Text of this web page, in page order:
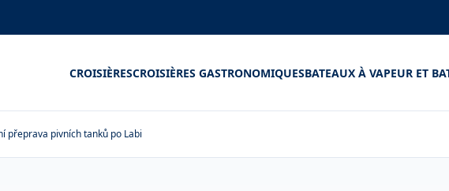
CROISIÈRESCROISIÈRES GASTRONOMIQUESBATEAUX À VAPEUR ET
přeprava pivních tanků po Labi